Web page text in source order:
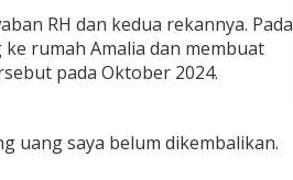
RH dan kedua rekannya. Pada
rumah Amalia dan membuat
pada Oktober 2024.
uang saya belum dikembalikan.